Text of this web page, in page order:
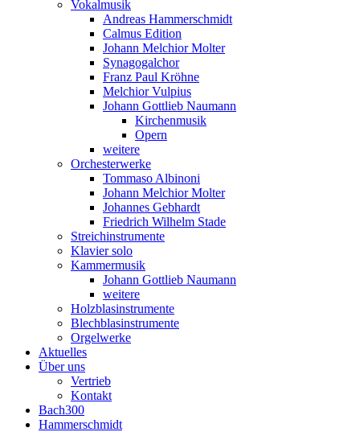
Vokalmusik
Andreas Hammerschmidt
Calmus Edition
Johann Melchior Molter
Synagogalchor
Franz Paul Kröhne
Melchior Vulpius
Johann Gottlieb Naumann
Kirchenmusik
Opern
weitere
Orchesterwerke
Tommaso Albinoni
Johann Melchior Molter
Johannes Gebhardt
Friedrich Wilhelm Stade
Streichinstrumente
Klavier solo
Kammermusik
Johann Gottlieb Naumann
weitere
Holzblasinstrumente
Blechblasinstrumente
Orgelwerke
Aktuelles
Über uns
Vertrieb
Kontakt
Bach300
Hammerschmidt